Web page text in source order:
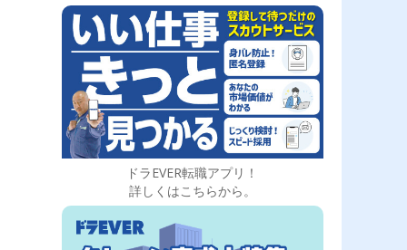
ドラEVER転職アプリ！
詳しくはこちらから。